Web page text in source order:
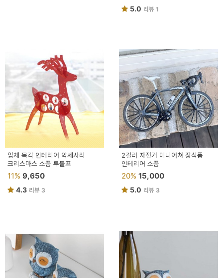
5.0 리뷰 1
입체 목각 인테리어 악세사리
크리스마스 소품 루돌프
11% 9,650
4.3 리뷰 3
2컬러 자전거 미니어쳐 장식품
인테리어 소품
20% 15,000
5.0 리뷰 3